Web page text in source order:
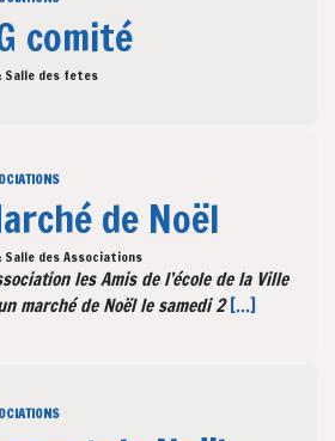
comité
Salle des fetes
de Noël
Salle des Associations
les Amis de l’école de la Ville
marché de Noël le samedi 2 [...]